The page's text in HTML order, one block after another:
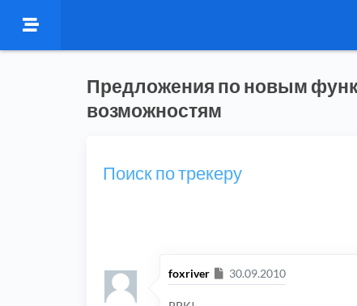
Предложения по новым
возможностям
Поиск по трекеру
foxriver Сообщение
30.09.2010